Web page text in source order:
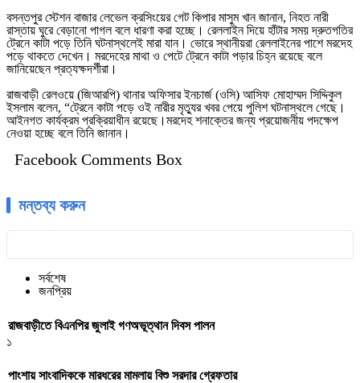
বসন্তপুর স্টেশন বাজার লেভেল ক্রসিংয়ের গেট কিপার মাসুম খান জানান, নিহত নারী
রাস্তায় ঘুরে বেড়ানো পাগল বলে ধারণা করা হচ্ছে। রেললাইন দিয়ে হাঁটার সময় দ্রুতগতির
ট্রেনে কাটা পড়ে তিনি ঘটনাস্থলেই মারা যান। ভোরে স্থানীয়রা রেললাইনের পাশে মরদেহ
পড়ে থাকতে দেখেন। মরদেহের মাথা ও পেটে ট্রেনে কাটা পড়ার চিহ্ন রয়েছে বলে
জানিয়েছেন প্রত্যক্ষদর্শীরা।
রাজবাড়ী রেলওয়ে (জিআরপি) থানার অফিসার ইনচার্জ (ওসি) আসিফ মোহাম্মদ সিদ্দিকুল
ইসলাম বলেন, “ট্রেনে কাটা পড়ে ওই নারীর মৃত্যুর খবর পেয়ে পুলিশ ঘটনাস্থলে গেছে।
আইনগত কার্যক্রম প্রক্রিয়াধীন রয়েছে।মরদেহ শনাক্তের জন্য প্রয়োজনীয় পদক্ষেপ
নেওয়া হচ্ছে বলে তিনি জানান।
Facebook Comments Box
মন্তব্য করুন
সর্বশেষ
জনপ্রিয়
রাজবাড়ীতে বিএন‌পির জুলাই গণঅভূত্থান দিবস পালন
১
পাংশায় সাংবাদিককে মারধরের মামলায় বিশু সরদার গ্রেফতার